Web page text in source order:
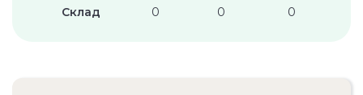
Склад 0 0 0